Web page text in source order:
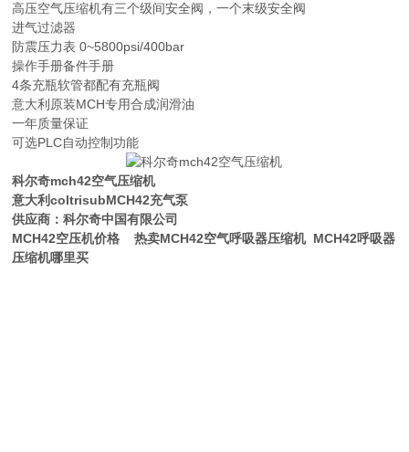
高压空气压缩机有三个级间安全阀，一个末级安全阀
进气过滤器
防震压力表 0~5800psi/400bar
操作手册备件手册
4条充瓶软管都配有充瓶阀
意大利原装MCH专用合成润滑油
一年质量保证
可选PLC自动控制功能
科尔奇mch42空气压缩机
意大利coltrisubMCH42充气泵
供应商：科尔奇中国有限公司
MCH42空压机价格 热卖MCH42空气呼吸器压缩机 MCH42呼吸器
压缩机哪里买